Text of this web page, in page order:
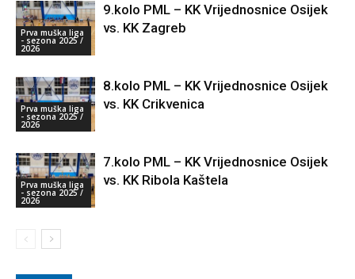
Prva muška liga
- sezona 2025 /
2026
9.kolo PML – KK Vrijednosnice Osijek
vs. KK Zagreb
Prva muška liga
- sezona 2025 /
2026
8.kolo PML – KK Vrijednosnice Osijek
vs. KK Crikvenica
Prva muška liga
- sezona 2025 /
2026
7.kolo PML – KK Vrijednosnice Osijek
vs. KK Ribola Kaštela